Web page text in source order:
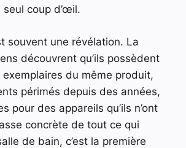
seul coup d’œil.
souvent une révélation. La
découvrent qu’ils possèdent
du même produit,
périmés depuis des années,
pour des appareils qu’ils n’ont
concrète de tout ce qui
de bain, c’est la première